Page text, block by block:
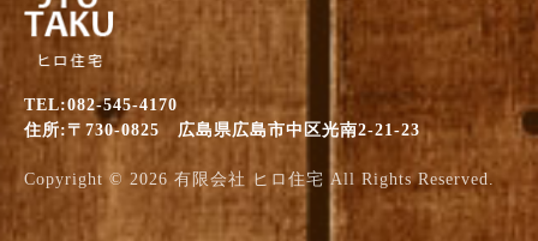
TEL:082-545-4170
住所:〒730-0825 広島県広島市中区光南2-21-23
Copyright © 2026 有限会社 ヒロ住宅 All Rights Reserved.